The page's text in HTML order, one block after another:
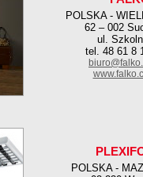
POLSKA -
62 – 002
ul.
tel. 48 61 8
POLSKA -